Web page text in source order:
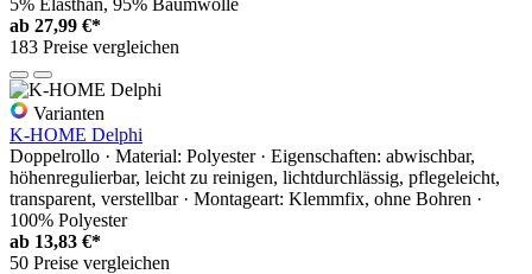
5% Elasthan, 95% Baumwolle
ab 27,99 €*
183 Preise vergleichen
Varianten
K-HOME Delphi
Doppelrollo · Material: Polyester · Eigenschaften: abwischbar,
höhenregulierbar, leicht zu reinigen, lichtdurchlässig, pflegeleicht,
transparent, verstellbar · Montageart: Klemmfix, ohne Bohren ·
100% Polyester
ab 13,83 €*
50 Preise vergleichen